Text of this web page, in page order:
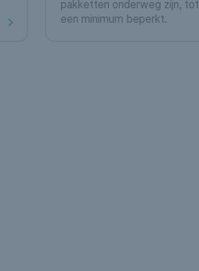
pakketten onderweg zijn, tot
een minimum beperkt.